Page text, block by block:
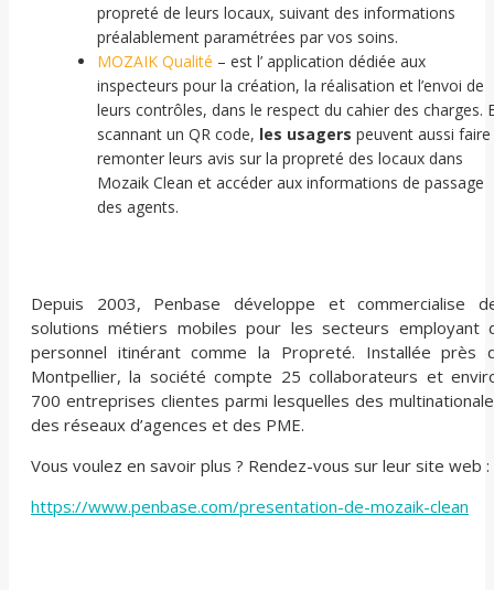
propreté de leurs locaux, suivant des informations
préalablement paramétrées par vos soins.
MOZAIK Qualité – est l’ application dédiée aux
inspecteurs pour la création, la réalisation et l’envoi de
leurs contrôles, dans le respect du cahier des charges.
scannant un QR code, les usagers peuvent aussi faire
remonter leurs avis sur la propreté des locaux dans
Mozaik Clean et accéder aux informations de passage
des agents.
Depuis 2003, Penbase développe et commercialise
solutions métiers mobiles pour les secteurs employant
personnel itinérant comme la Propreté. Installée près
Montpellier, la société compte 25 collaborateurs et
700 entreprises clientes parmi lesquelles des
des réseaux d’agences et des PME.
Vous voulez en savoir plus ? Rendez-vous sur leur site web :
https://www.penbase.com/presentation-de-mozaik-clean